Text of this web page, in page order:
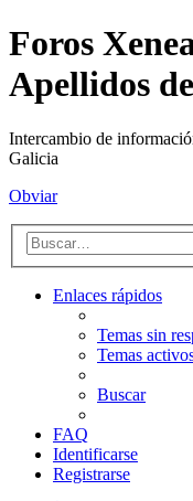
Foros
Apellidos
Intercambio de
Galicia
Obviar
Enlaces rápidos
Temas sin
Temas
Buscar
FAQ
Identificarse
Registrarse